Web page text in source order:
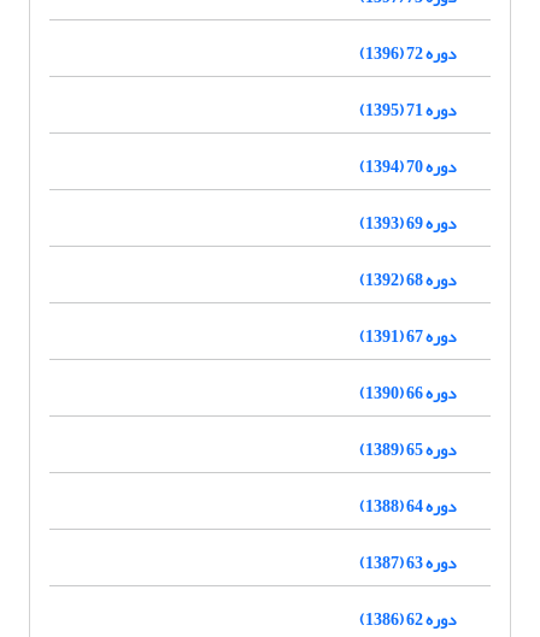
دوره 72 (1396)
دوره 71 (1395)
دوره 70 (1394)
دوره 69 (1393)
دوره 68 (1392)
دوره 67 (1391)
دوره 66 (1390)
دوره 65 (1389)
دوره 64 (1388)
دوره 63 (1387)
دوره 62 (1386)